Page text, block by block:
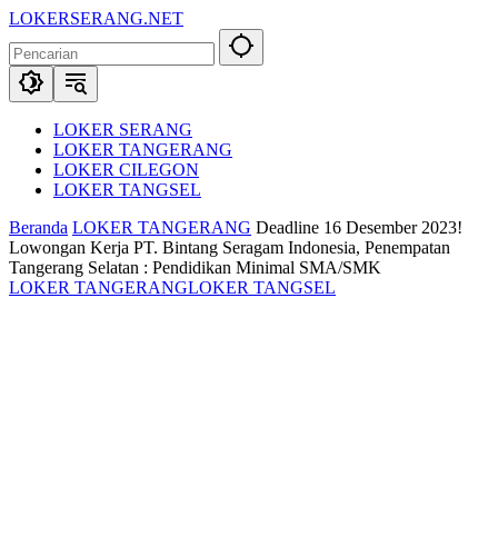
Langsung
konten
LOKERSERANG.NET
Lowongan
Kerja
Serang
SekitarnyaLOKER SERANG
LOKER TANGERANG
LOKER CILEGON
LOKER TANGSEL
Beranda LOKER TANGERANG Deadline 16 Desember 2023!
Lowongan Kerja PT. Bintang Seragam Indonesia, Penempatan
Tangerang Selatan : Pendidikan Minimal SMA/SMK
LOKER TANGERANGLOKER TANGSEL